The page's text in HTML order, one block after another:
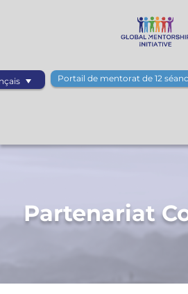
Portail de mentorat de 12
Partenariat